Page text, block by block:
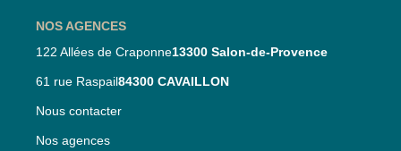
NOS AGENCES
122 Allées de Craponne13300 Salon-de-Provence
61 rue Raspail84300 CAVAILLON
Nous contacter
Nos agences